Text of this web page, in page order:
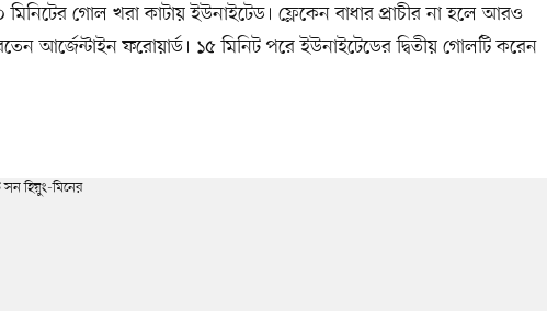
মিনিটের গোল খরা কাটায় ইউনাইটেড। ফ্লেকেন বাধার প্রাচীর না হলে আরও
আর্জেন্টাইন ফরোয়ার্ড। ১৫ মিনিট পরে ইউনাইটেডের দ্বিতীয় গোলটি করেন